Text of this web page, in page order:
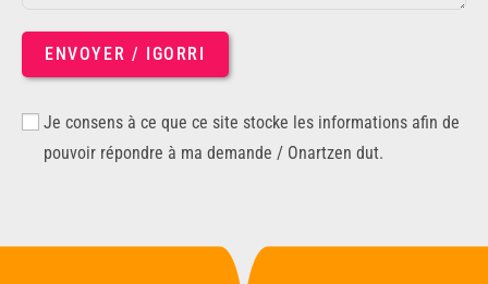
ENVOYER / IGORRI
Je consens à ce que ce site stocke les informations afin de
pouvoir répondre à ma demande / Onartzen dut.